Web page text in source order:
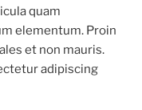
quam
elementum. Proin
et non mauris.
adipiscing